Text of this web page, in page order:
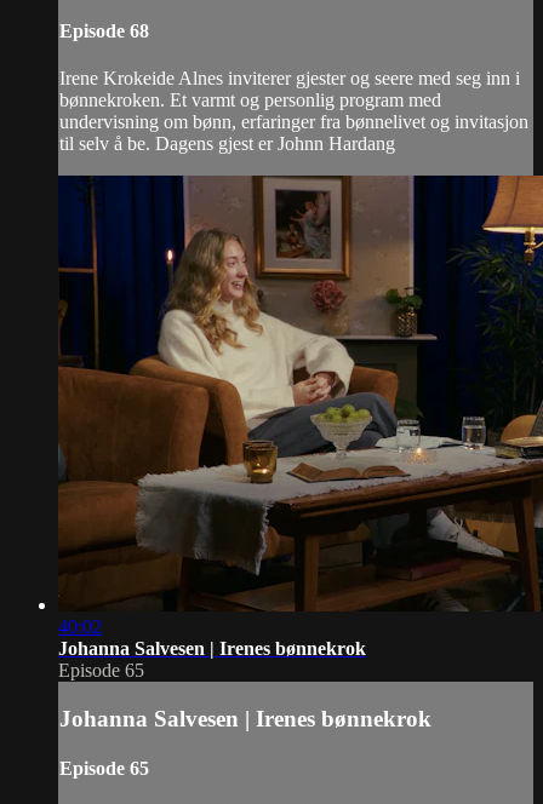
Episode 68
Irene Krokeide Alnes inviterer gjester og seere med seg inn i
bønnekroken. Et varmt og personlig program med
undervisning om bønn, erfaringer fra bønnelivet og invitasjon
til selv å be. Dagens gjest er Johnn Hardang
40:02
Johanna Salvesen | Irenes bønnekrok
Episode 65
Johanna Salvesen | Irenes bønnekrok
Episode 65